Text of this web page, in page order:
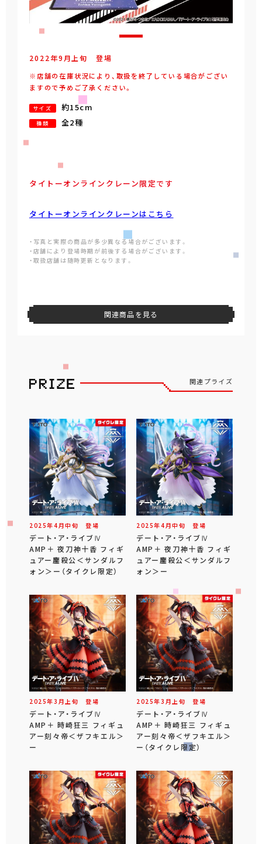
2022年9 月 上旬 登場
※店舗の在庫状況により、取扱を終了している場合がござい
ますので予めご了承ください。
サイズ 約15cm
種類 全2種
タイトーオンラインクレーン限定です
タイトーオンラインクレーンはこちら
・写真と実際の商品が多少異なる場合がございます。
・店舗により登場時期が前後する場合がございます。
・取扱店舗は随時更新となります。
関連商品を見る
関連プライズ
2025年4 月中旬 登場
デート・ア・ライブⅣ
AMP＋ 夜刀神十香 フィギ
ュアー鏖殺公＜サンダルフ
ォン＞ー（タイクレ限定）
2025年4 月中旬 登場
デート・ア・ライブⅣ
AMP＋ 夜刀神十香 フィギ
ュアー鏖殺公＜サンダルフ
ォン＞ー
2025年3 月 上旬 登場
デート・ア・ライブⅣ
AMP＋ 時崎狂三 フィギュ
アー刻々帝＜ザフキエル＞
ー
2025年3 月 上旬 登場
デート・ア・ライブⅣ
AMP＋ 時崎狂三 フィギュ
アー刻々帝＜ザフキエル＞
ー（タイクレ限定）